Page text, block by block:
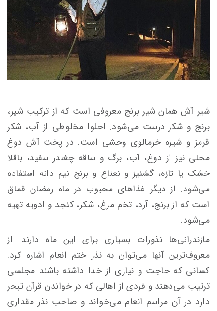
شیر آش همان شیر برنج معروفی است که از ترکیب شیر،
برنج و شکر درست می‌شود. احلوا مخلوطی از آب، شکر
قرمز و شیره خرمالوی وحشی است. در پخت آش دوغ
محلی نیز از دوغ، آب، برگ و ساقه‌ چغندر سفید، باقلا
خشک یا تازه، گشنیز و نعناع و برنج نیم دانه استفاده
می‌شود. از دیگر غذاهای محبوب در ماه رمضان قماق
است که از برنج، آرد، تخم مرغ، شکر، کنجد و ادویه تهیه
می‌شود.
مازندرانی‌ها نذورات بسیاری برای این ماه دارند. از
معروف‌ترین آنها می‌توان به نذر ختم انعام اشاره کرد.
کسانی که حاجت و نیازی از خدا داشته باشند مجلسی
ترتیب می‌دهند و فردی از اهالی که در خواندن قرآن تبحر
دارد در آن مراسم انعام می‌خواند و صاحب نذر مقداری